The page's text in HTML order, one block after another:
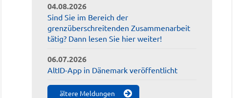
04.08.2026
Sind Sie im Bereich der
grenzüberschreitenden Zusammenarbeit
tätig? Dann lesen Sie hier weiter!
06.07.2026
AltID-App in Dänemark veröffentlicht
ältere Meldungen